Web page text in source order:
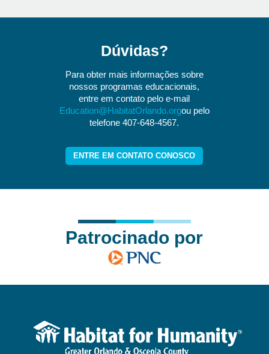
Dúvidas?
Para obter mais informações sobre
nossos programas educacionais,
entre em contato pelo e-mail
Education@HabitatOrlando.orgou pelo
telefone 407-648-4567.
ENTRE EM CONTATO CONOSCO
Patrocinado por